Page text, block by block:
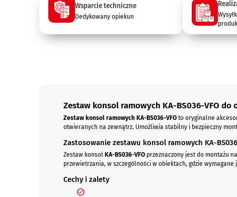
Wsparcie techniczne
Dedykowany opiekun
Zestaw konsol ramowych KA-BS036-VFO
Zestaw konsol ramowych KA-BS036-VFOto oryginalne
otwieranych na zewnątrz. Umożliwia stabilny i bezpieczny
Zastosowanie zestawu konsol ramowych KA-
Zestaw konsol KA-BS036-VFOprzeznaczony jest do montażu
przewietrzania, w szczególności w obiektach, gdzie
Cechy i zalety